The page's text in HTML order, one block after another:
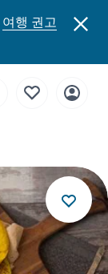
여행 권고